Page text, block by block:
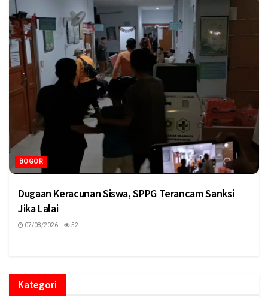
BOGOR
Dugaan Keracunan Siswa, SPPG Terancam Sanksi
Jika Lalai
07/08/2026 52
Kategori